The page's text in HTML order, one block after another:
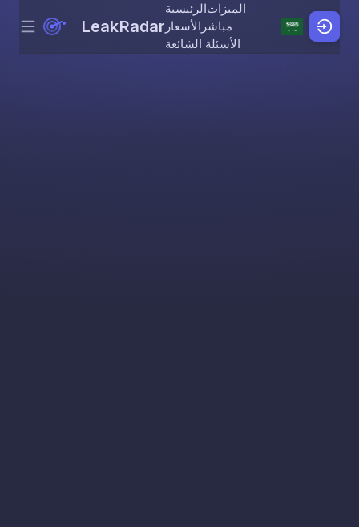
Skip to content
Menu LeakRadar
الرئيسيةالميزات
الأسعار مباشر
الأسئلة الشائعة